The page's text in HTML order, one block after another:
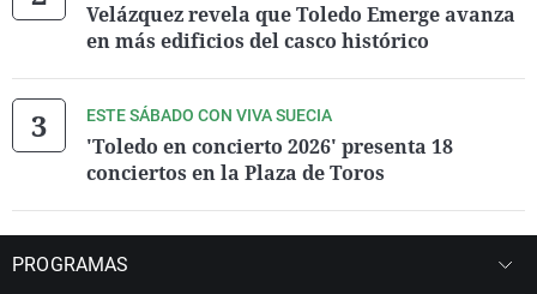
Velázquez revela que Toledo Emerge avanza
en más edificios del casco histórico
ESTE SÁBADO CON VIVA SUECIA
'Toledo en concierto 2026' presenta 18
conciertos en la Plaza de Toros
PROGRAMAS